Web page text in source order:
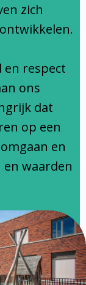
zich
en respect
ons
dat
op een
en
waarden